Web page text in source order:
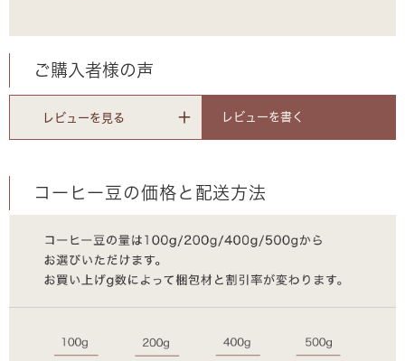
ご購入者様の声
レビューを見る レビューを書く
コーヒー豆の価格と配送方法